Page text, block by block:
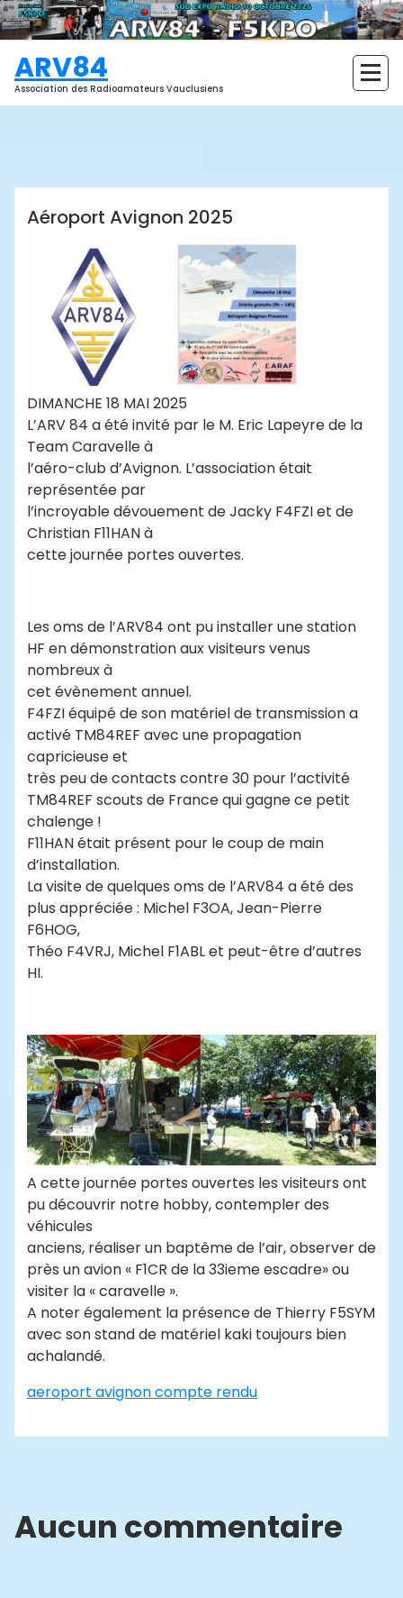
Aller
au
contenu
ARV84
Association des Radioamateurs Vauclusiens
Évènements passés
Aéroport Avignon 2025
DIMANCHE 18 MAI 2025
L’ARV 84 a été invité par le M. Eric Lapeyre de la
Team Caravelle à
l’aéro-club d’Avignon. L’association était
représentée par
l’incroyable dévouement de Jacky F4FZI et de
Christian F11HAN à
cette journée portes ouvertes.
Les oms de l’ARV84 ont pu installer une station
HF en démonstration aux visiteurs venus
nombreux à
cet évènement annuel.
F4FZI équipé de son matériel de transmission a
activé TM84REF avec une propagation
capricieuse et
très peu de contacts contre 30 pour l’activité
TM84REF scouts de France qui gagne ce petit
chalenge !
F11HAN était présent pour le coup de main
d’installation.
La visite de quelques oms de l’ARV84 a été des
plus appréciée : Michel F3OA, Jean-Pierre
F6HOG,
Théo F4VRJ, Michel F1ABL et peut-être d’autres
HI.
A cette journée portes ouvertes les visiteurs ont
pu découvrir notre hobby, contempler des
véhicules
anciens, réaliser un baptême de l’air, observer de
près un avion « F1CR de la 33ieme escadre» ou
visiter la « caravelle ».
A noter également la présence de Thierry F5SYM
avec son stand de matériel kaki toujours bien
achalandé.
aeroport avignon compte rendu
Aucun commentaire